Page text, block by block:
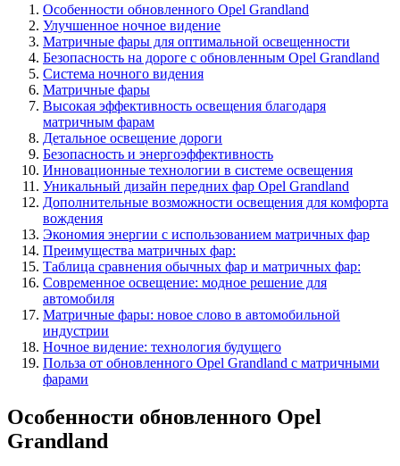
Особенности обновленного Opel Grandland
Улучшенное ночное видение
Матричные фары для оптимальной освещенности
Безопасность на дороге с обновленным Opel Grandland
Система ночного видения
Матричные фары
Высокая эффективность освещения благодаря
матричным фарам
Детальное освещение дороги
Безопасность и энергоэффективность
Инновационные технологии в системе освещения
Уникальный дизайн передних фар Opel Grandland
Дополнительные возможности освещения для комфорта
вождения
Экономия энергии с использованием матричных фар
Преимущества матричных фар:
Таблица сравнения обычных фар и матричных фар:
Современное освещение: модное решение для
автомобиля
Матричные фары: новое слово в автомобильной
индустрии
Ночное видение: технология будущего
Польза от обновленного Opel Grandland с матричными
фарами
Особенности обновленного Opel
Grandland